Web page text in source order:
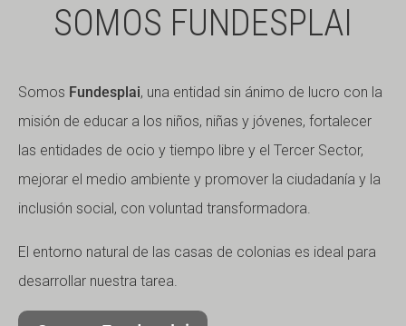
SOMOS FUNDESPLAI
Somos Fundesplai, una entidad sin ánimo de lucro con la
misión de educar a los niños, niñas y jóvenes, fortalecer
las entidades de ocio y tiempo libre y el Tercer Sector,
mejorar el medio ambiente y promover la ciudadanía y la
inclusión social, con voluntad transformadora.
El entorno natural de las casas de colonias es ideal para
desarrollar nuestra tarea.